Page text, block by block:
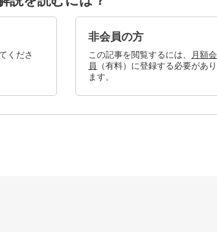
くださ
非会員の方
この記事を閲覧するには、
月額会
員
（有料）に登録する必要があり
ます。